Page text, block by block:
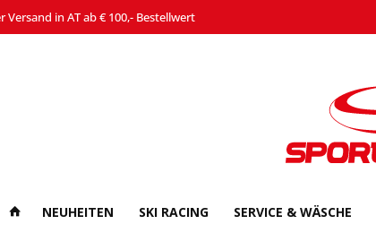
Versand in AT ab € 100,- Bestellwert
NEUHEITEN SKI RACING SERVICE & WÄSCHE